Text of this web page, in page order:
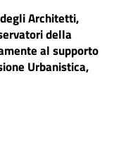
Architetti,
della
al supporto
Urbanistica,